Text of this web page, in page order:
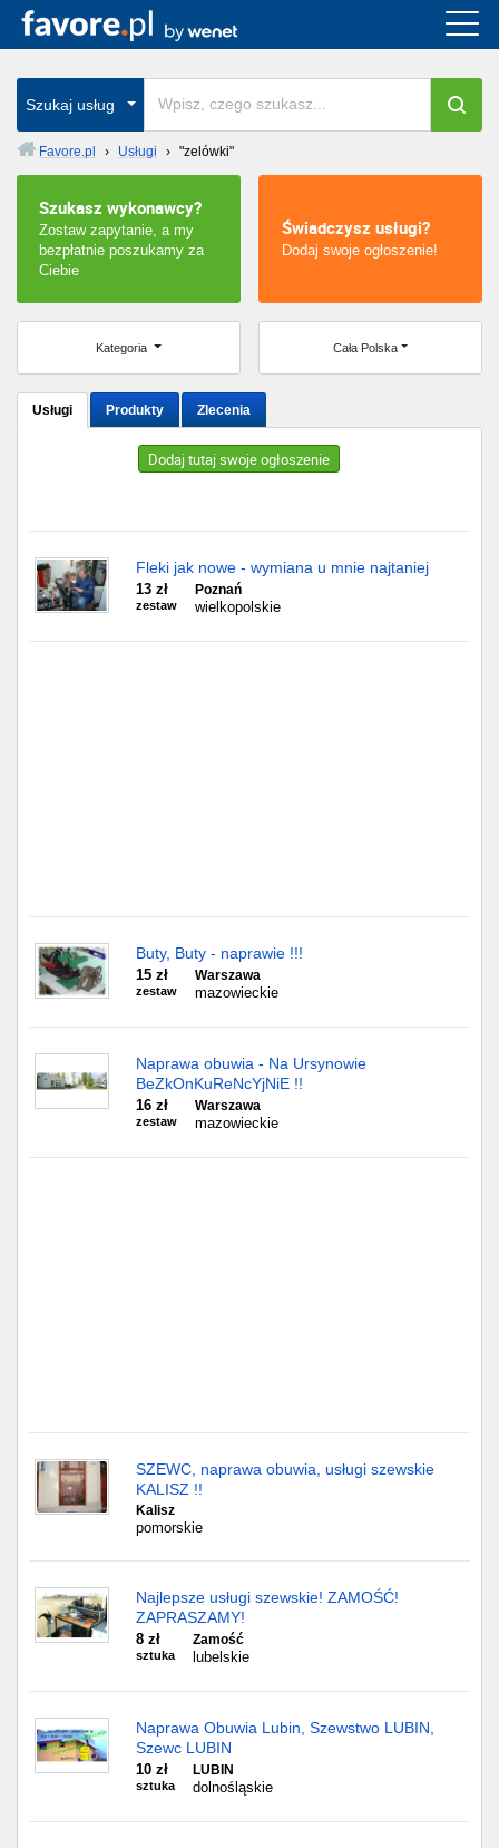
Szukaj usług
Favore.pl › Usługi › "zelówki"
Szukasz wykonawcy?
Zostaw zapytanie, a my
bezpłatnie poszukamy za
Ciebie
Świadczysz usługi?
Dodaj swoje ogłoszenie!
Kategoria Cała Polska
Usługi Produkty Zlecenia
Dodaj tutaj swoje ogłoszenie
Fleki jak nowe - wymiana u mnie najtaniej
13 zł
zestaw
Poznań
wielkopolskie
Buty, Buty - naprawie !!!
15 zł
zestaw
Warszawa
mazowieckie
Naprawa obuwia - Na Ursynowie
BeZkOnKuReNcYjNiE !!
16 zł
zestaw
Warszawa
mazowieckie
SZEWC, naprawa obuwia, usługi szewskie
KALISZ !!
Kalisz
pomorskie
Najlepsze usługi szewskie! ZAMOŚĆ!
ZAPRASZAMY!
8 zł
sztuka
Zamość
lubelskie
Naprawa Obuwia Lubin, Szewstwo LUBIN,
Szewc LUBIN
10 zł
sztuka
LUBIN
dolnośląskie
Cała Polska
wszystkie w całym kraju
Warszawa
Wrocław
Łódź
Chorzów
Kielce
Częstochowa
Toruń
Olsztyn